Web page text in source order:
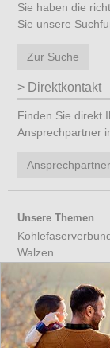
Sie haben die
Sie unsere
Zur Suche
Direktkontakt
Finden Sie direkt
Ansprechpartner
Unsere Themen
Walzen
Werkzeuge aus
Verbundwerkstoffe
Leichtbau
CFK
CFK